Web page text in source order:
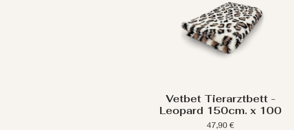
Vetbet Tierarztbett -
Leopard 150cm. x 100
Preis
47,90 €